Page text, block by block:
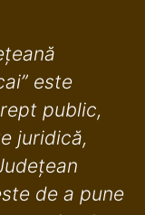
este
public,
juridică,
de a pune